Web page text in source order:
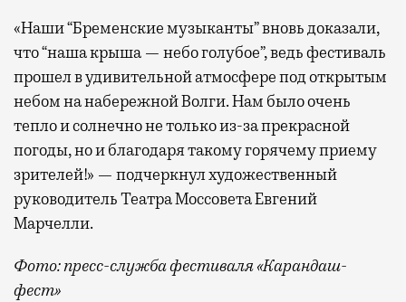
«Наши “Бременские музыканты” вновь доказали,
что “наша крыша — небо голубое”, ведь фестиваль
прошел в удивительной атмосфере под открытым
небом на набережной Волги. Нам было очень
тепло и солнечно не только из-за прекрасной
погоды, но и благодаря такому горячему приему
зрителей!» — подчеркнул художественный
руководитель Театра Моссовета Евгений
Марчелли.
Фото: пресс-служба фестиваля «Карандаш-
фест»